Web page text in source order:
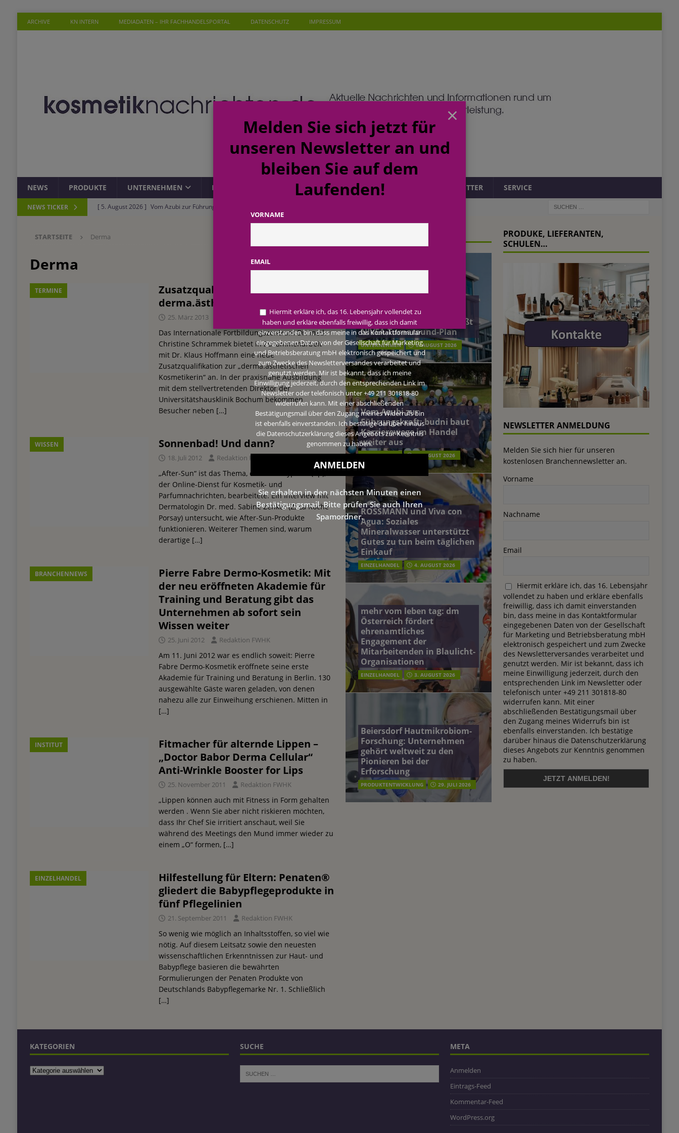
ARCHIVE KN INTERN MEDIADATEN – IHR FACHHANDELSPORTAL DATENSCHUTZ IMPRESSUM
NEWS PRODUKTE UNTERNEHMEN PERSONEN TERMINE KOMMENTAR NEWSLETTER SERVICE
NEWS TICKER [ 5. August 2026 ] Vom Azubi zur Führungskraft: budni baut Karrierewege im Handel weiter aus
ROSSMANN und Viva con Agua: Soziales Mineralwasser unterstützt Gutes zu tun beim täglichen
Einkauf
mehr vom leben tag: dm Österreich fördert ehrenamtliches Engagement der Mitarbeitenden in
Beiersdorf Hautmikrobiom-Forschung: Unternehmen gehört weltweit zu den Pionieren bei der
Beiersdorf Jahresgeschäft 2026: Konzern passt Prognose an und beschließt NIVEA-Turnaround-Plan
STARTSEITE Derma
Derma
TERMINE
Zusatzqualifikation zur
derma.ästhetischen Kosmetikerin
25. März 2013 Redaktion FWHK
Das Internationale Fortbildungszentrum Dr. med.
Christine Schrammek bietet in Zusammenarbeit
mit Dr. Klaus Hoffmann eine neue
Zusatzqualifikation zur „derma.ästhetischen
Kosmetikerin“ an. In der praxisnahe Ausbildung
mit dem stellvertretenden Direktor der
Universitätshausklinik Bochum bekommen
Besucher neben […]
WISSEN Sonnenbad! Und dann?
18. Juli 2012 Redaktion FWHK
„After-Sun“ ist das Thema, dass beautypress (bp),
der Online-Dienst für Kosmetik- und
Parfumnachrichten, bearbeitete. Ein Interview mit
Dermatologin Dr. med. Sabine Zenker (Z; La Roche
Porsay) untersucht, wie After-Sun-Produkte
funktionieren. Weiterer Themen sind, warum
derartige […]
BRANCHENNEWS
Pierre Fabre Dermo-Kosmetik: Mit
der neu eröffneten Akademie für
Training und Beratung gibt das
Unternehmen ab sofort sein
Wissen weiter
25. Juni 2012 Redaktion FWHK
Am 11. Juni 2012 war es endlich soweit: Pierre
Fabre Dermo-Kosmetik eröffnete seine erste
Akademie für Training und Beratung in Berlin. 130
ausgewählte Gäste waren geladen, von denen
nahezu alle zur Einweihung erschienen. Mitten in
[…]
INSTITUT
Fitmacher für alternde Lippen –
„Doctor Babor Derma Cellular“
Anti-Wrinkle Booster for Lips
25. November 2011 Redaktion FWHK
„Lippen können auch mit Fitness in Form gehalten
werden . Wenn Sie aber nicht riskieren möchten,
dass Ihr Chef Sie irritiert anschaut, weil Sie
während des Meetings den Mund immer wieder zu
einem „O“ formen, […]
EINZELHANDEL
Hilfestellung für Eltern: Penaten®
gliedert die Babypflegeprodukte in
fünf Pflegelinien
21. September 2011 Redaktion FWHK
So wenig wie möglich an Inhaltsstoffen, so viel wie
nötig. Auf diesem Leitsatz sowie den neuesten
wissenschaftlichen Erkenntnissen zur Haut- und
Babypflege basieren die bewährten
Formulierungen der Penaten Produkte von
Deutschlands Babypflegemarke Nr. 1. Schließlich
[…]
2026: Konzern passt
Prognose an und beschließt
NIVEA-Turnaround-Plan
UNTERNEHMEN 6. AUGUST 2026
Vom Azubi zur
Führungskraft: budni baut
Karrierewege im Handel
weiter aus
EINZELHANDEL 5. AUGUST 2026
ROSSMANN und Viva con
Agua: Soziales
Mineralwasser unterstützt
Gutes zu tun beim täglichen
Einkauf
EINZELHANDEL 4. AUGUST 2026
mehr vom leben tag: dm
Österreich fördert
ehrenamtliches
Engagement der
Mitarbeitenden in Blaulicht-
Organisationen
EINZELHANDEL 3. AUGUST 2026
Beiersdorf Hautmikrobiom-
Forschung: Unternehmen
gehört weltweit zu den
Pionieren bei der
Erforschung
PRODUKTENTWICKLUNG 29. JULI 2026
PRODUKE, LIEFERANTEN,
SCHULEN…
NEWSLETTER ANMELDUNG
Melden Sie sich hier für unseren
kostenlosen Branchennewsletter an.
Vorname
Nachname
Email
Hiermit erkläre ich, das 16. Lebensjahr
vollendet zu haben und erkläre ebenfalls
freiwillig, dass ich damit einverstanden
bin, dass meine in das Kontaktformular
eingegebenen Daten von der Gesellschaft
für Marketing und Betriebsberatung mbH
elektronisch gespeichert und zum Zwecke
des Newsletterversandes verarbeitet und
genutzt werden. Mir ist bekannt, dass ich
meine Einwilligung jederzeit, durch den
entsprechenden Link im Newsletter oder
telefonisch unter +49 211 301818-80
widerrufen kann. Mit einer
abschließenden Bestätigungsmail über
den Zugang meines Widerrufs bin ist
ebenfalls einverstanden. Ich bestätige
darüber hinaus die Datenschutzerklärung
dieses Angebots zur Kenntnis genommen
zu haben.
KATEGORIEN SUCHE META
Anmelden
Eintrags-Feed
Kommentar-Feed
WordPress.org
×
Melden Sie sich jetzt für
unseren Newsletter an und
bleiben Sie auf dem
Laufenden!
VORNAME
EMAIL
Hiermit erkläre ich, das 16. Lebensjahr vollendet zu
haben und erkläre ebenfalls freiwillig, dass ich damit
einverstanden bin, dass meine in das Kontaktformular
eingegebenen Daten von der Gesellschaft für Marketing
und Betriebsberatung mbH elektronisch gespeichert und
zum Zwecke des Newsletterversandes verarbeitet und
genutzt werden. Mir ist bekannt, dass ich meine
Einwilligung jederzeit, durch den entsprechenden Link im
Newsletter oder telefonisch unter +49 211 301818-80
widerrufen kann. Mit einer abschließenden
Bestätigungsmail über den Zugang meines Widerrufs bin
ist ebenfalls einverstanden. Ich bestätige darüber hinaus
die Datenschutzerklärung dieses Angebots zur Kenntnis
genommen zu haben.
Sie erhalten in den nächsten Minuten einen
Bestätigungsmail. Bitte prüfen Sie auch Ihren
Spamordner.